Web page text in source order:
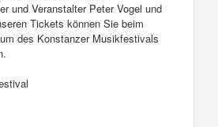
und Veranstalter Peter Vogel und
Tickets können Sie beim
des Konstanzer Musikfestivals